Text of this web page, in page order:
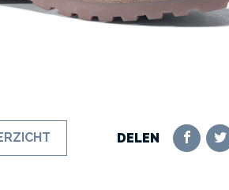
DELEN